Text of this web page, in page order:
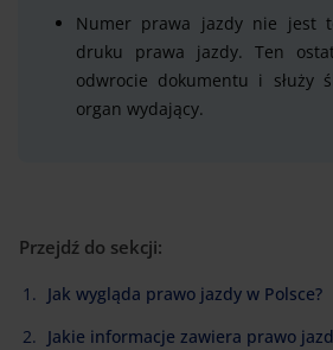
Numer prawa jazdy nie jest
druku prawa jazdy. Ten
odwrocie dokumentu i służy
organ wydający.
Przejdź do sekcji:
Jak wygląda prawo jazdy w Polsce?
Jakie informacje zawiera prawo